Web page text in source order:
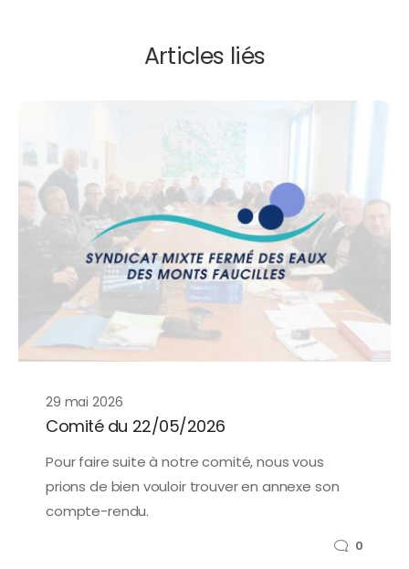
Articles liés
29 mai 2026
Comité du 22/05/2026
Pour faire suite à notre comité, nous vous
prions de bien vouloir trouver en annexe son
compte-rendu.
0